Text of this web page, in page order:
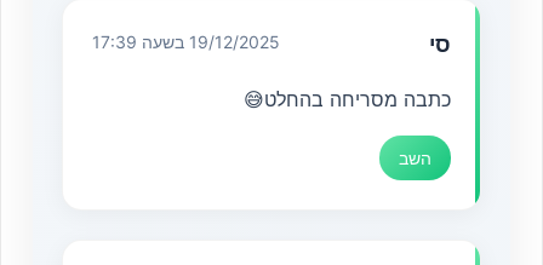
סי 19/12/2025 בשעה 17:39
כתבה מסריחה בהחלט😅
השב